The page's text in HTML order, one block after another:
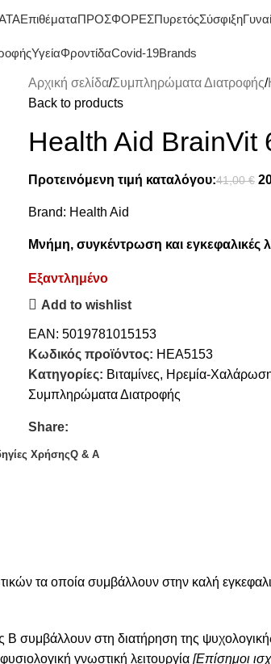
ΕπιθέματαΠΡΟΣΦΟΡΕΣΠυρετόςΣύσφιξη
ΥγείαΦροντίδαCovid-19Brands
Αρχική σελίδα Συμπληρώματα Διατροφής
Back to products
Health Aid BrainVit
Προτεινόμενη τιμή καταλόγου:41,00€
Brand: Health Aid
Μνήμη, συγκέντρωση και εγκεφαλικές
Εξαντλημένο
Add to wishlist
EAN: 5019781015153
Κωδικός προϊόντος: HEA5153
Κατηγορίες: Βιταμίνες, Ηρεμία-
Συμπληρώματα Διατροφής
Share:
ΧρήσηςQ & A
τα οποία συμβάλλουν στην καλή
συμβάλλουν στη διατήρηση της
γνωστική λειτουργία [Επίσημοι